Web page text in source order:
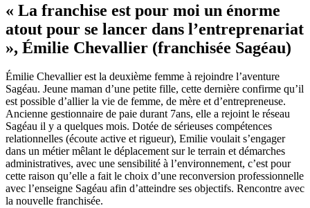
« La franchise est pour moi un énorme
atout pour se lancer dans l’entreprenariat
», Émilie Chevallier (franchisée Sagéau)
Émilie Chevallier est la deuxième femme à rejoindre l’aventure
Sagéau. Jeune maman d’une petite fille, cette dernière confirme qu’il
est possible d’allier la vie de femme, de mère et d’entrepreneuse.
Ancienne gestionnaire de paie durant 7ans, elle a rejoint le réseau
Sagéau il y a quelques mois. Dotée de sérieuses compétences
relationnelles (écoute active et rigueur), Emilie voulait s’engager
dans un métier mêlant le déplacement sur le terrain et démarches
administratives, avec une sensibilité à l’environnement, c’est pour
cette raison qu’elle a fait le choix d’une reconversion professionnelle
avec l’enseigne Sagéau afin d’atteindre ses objectifs. Rencontre avec
la nouvelle franchisée.